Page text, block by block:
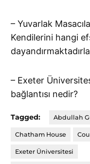
– Yuvarlak
Kendilerini hangi
– Exeter
bağlantısı nedir?
Tagged: Abdullah
Chatham House
Exeter Üniversitesi